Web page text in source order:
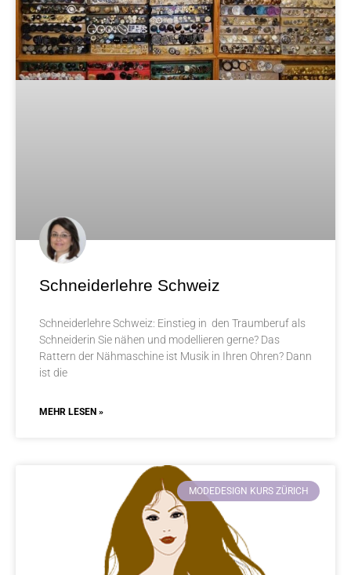
Schneiderlehre Schweiz
Schneiderlehre Schweiz: Einstieg in den Traumberuf als
Schneiderin Sie nähen und modellieren gerne? Das
Rattern der Nähmaschine ist Musik in Ihren Ohren? Dann
ist die
MEHR LESEN »
MODEDESIGN KURS ZÜRICH